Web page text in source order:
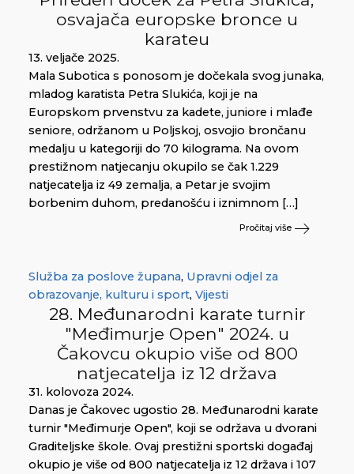
osvajača europske bronce u
karateu
13. veljače 2025.
Mala Subotica s ponosom je dočekala svog junaka,
mladog karatista Petra Slukića, koji je na
Europskom prvenstvu za kadete, juniore i mlađe
seniore, održanom u Poljskoj, osvojio brončanu
medalju u kategoriji do 70 kilograma. Na ovom
prestižnom natjecanju okupilo se čak 1.229
natjecatelja iz 49 zemalja, a Petar je svojim
borbenim duhom, predanošću i iznimnom […]
Pročitaj više
Služba za poslove župana, Upravni odjel za
obrazovanje, kulturu i sport, Vijesti
28. Međunarodni karate turnir
"Međimurje Open" 2024. u
Čakovcu okupio više od 800
natjecatelja iz 12 država
31. kolovoza 2024.
Danas je Čakovec ugostio 28. Međunarodni karate
turnir "Međimurje Open", koji se održava u dvorani
Graditeljske škole. Ovaj prestižni sportski događaj
okupio je više od 800 natjecatelja iz 12 država i 107